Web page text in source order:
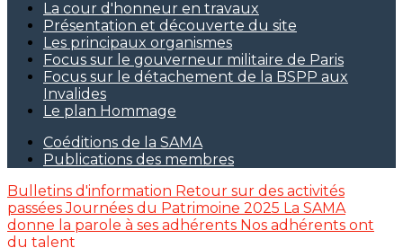
La cour d'honneur en travaux
Présentation et découverte du site
Les principaux organismes
Focus sur le gouverneur militaire de Paris
Focus sur le détachement de la BSPP aux
Invalides
Le plan Hommage
Coéditions de la SAMA
Publications des membres
Bulletins d'information Retour sur des activités
passéesJournées du Patrimoine 2025 La SAMA
donne la parole à ses adhérents Nos adhérents ont
du talent